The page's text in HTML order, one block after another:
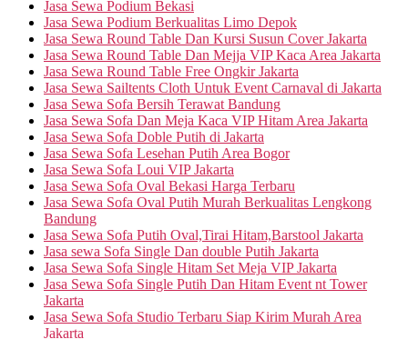
Jasa Sewa Podium Bekasi
Jasa Sewa Podium Berkualitas Limo Depok
Jasa Sewa Round Table Dan Kursi Susun Cover Jakarta
Jasa Sewa Round Table Dan Mejja VIP Kaca Area Jakarta
Jasa Sewa Round Table Free Ongkir Jakarta
Jasa Sewa Sailtents Cloth Untuk Event Carnaval di Jakarta
Jasa Sewa Sofa Bersih Terawat Bandung
Jasa Sewa Sofa Dan Meja Kaca VIP Hitam Area Jakarta
Jasa Sewa Sofa Doble Putih di Jakarta
Jasa Sewa Sofa Lesehan Putih Area Bogor
Jasa Sewa Sofa Loui VIP Jakarta
Jasa Sewa Sofa Oval Bekasi Harga Terbaru
Jasa Sewa Sofa Oval Putih Murah Berkualitas Lengkong
Bandung
Jasa Sewa Sofa Putih Oval,Tirai Hitam,Barstool Jakarta
Jasa sewa Sofa Single Dan double Putih Jakarta
Jasa Sewa Sofa Single Hitam Set Meja VIP Jakarta
Jasa Sewa Sofa Single Putih Dan Hitam Event nt Tower
Jakarta
Jasa Sewa Sofa Studio Terbaru Siap Kirim Murah Area
Jakarta